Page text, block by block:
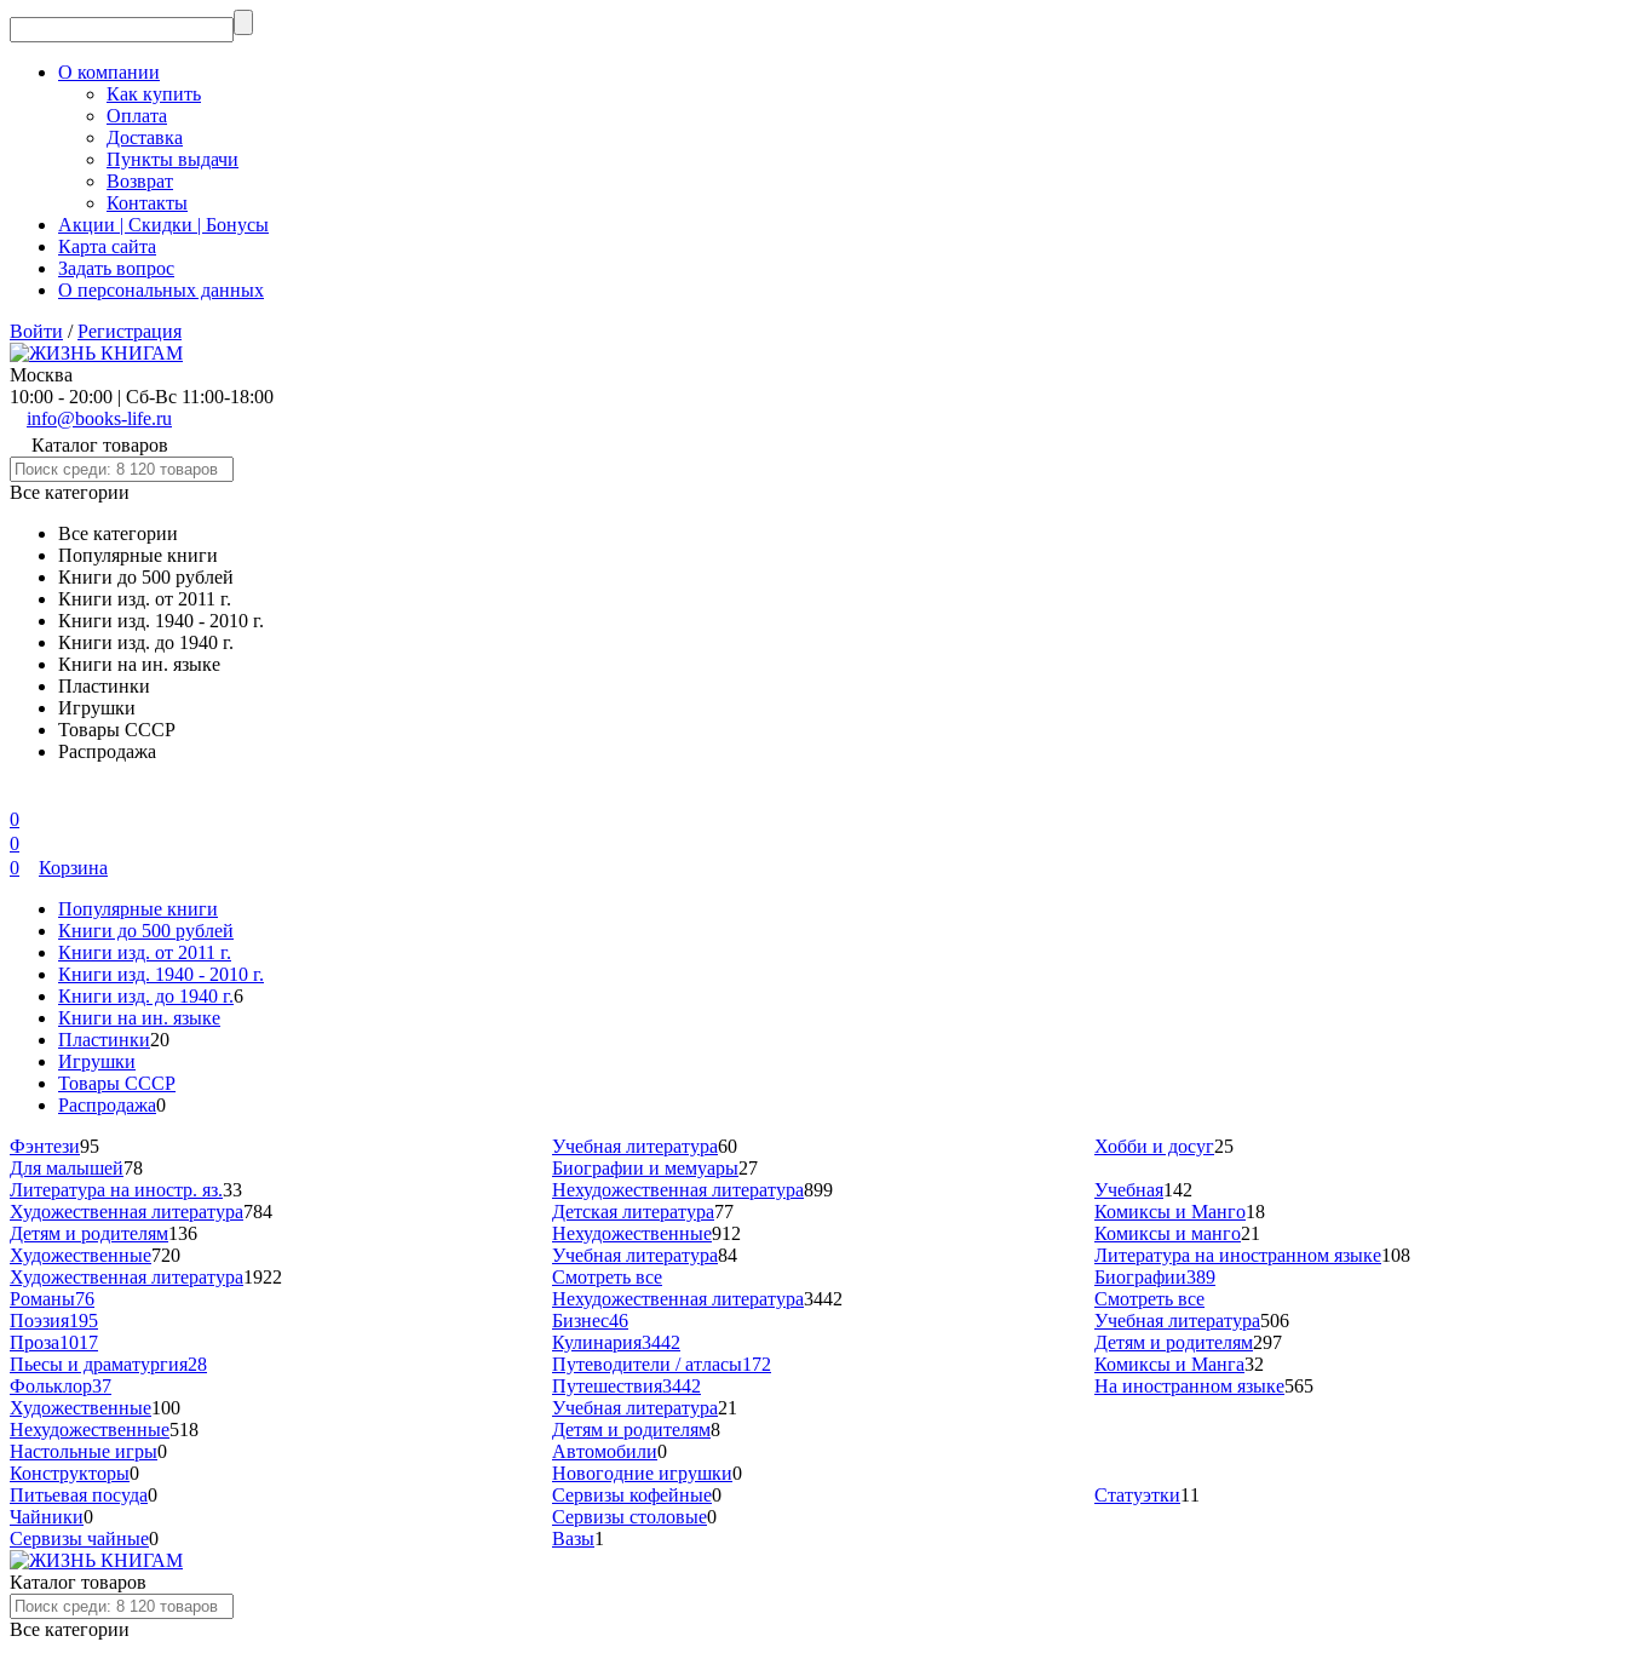
О компании
Как купить
Оплата
Доставка
Пункты выдачи
Возврат
Контакты
Акции | Скидки | Бонусы
Карта сайта
Задать вопрос
О персональных данных
Войти /Регистрация
Москва
10:00 - 20:00 | Сб-Вс 11:00-18:00
info@books-life.ru
Каталог товаров
Все категории
Все категории
Популярные книги
Книги до 500 рублей
Книги изд. от 2011 г.
Книги изд. 1940 - 2010 г.
Книги изд. до 1940 г.
Книги на ин. языке
Пластинки
Игрушки
Товары СССР
Распродажа
0
0
0
Корзина
Популярные книги
Книги до 500 рублей
Книги изд. от 2011 г.
Книги изд. 1940 - 2010 г.
Книги изд. до 1940 г.6
Книги на ин. языке
Пластинки20
Игрушки
Товары СССР
Распродажа0
Фэнтези95
Для малышей78
Учебная литература60
Биографии и мемуары27
Хобби и досуг25
Литература на иностр. яз.33
Художественная литература784
Нехудожественная литература899
Детская литература77
Учебная142
Комиксы и Манго18
Детям и родителям136
Художественные720
Нехудожественные912
Учебная литература84
Комиксы и манго21
Литература на иностранном языке108
Художественная литература1922
Романы76
Поэзия195
Проза1017
Пьесы и драматургия28
Фольклор37
Смотреть все
Нехудожественная литература3442
Бизнес46
Кулинария3442
Путеводители / атласы172
Путешествия3442
Биографии389
Смотреть все
Учебная литература506
Детям и родителям297
Комиксы и Манга32
На иностранном языке565
Художественные100
Нехудожественные518
Учебная литература21
Детям и родителям8
Настольные игры0
Конструкторы0
Автомобили0
Новогодние игрушки0
Питьевая посуда0
Чайники0
Сервизы чайные0
Сервизы кофейные0
Сервизы столовые0
Вазы1
Статуэтки11
Каталог товаров
Все категории